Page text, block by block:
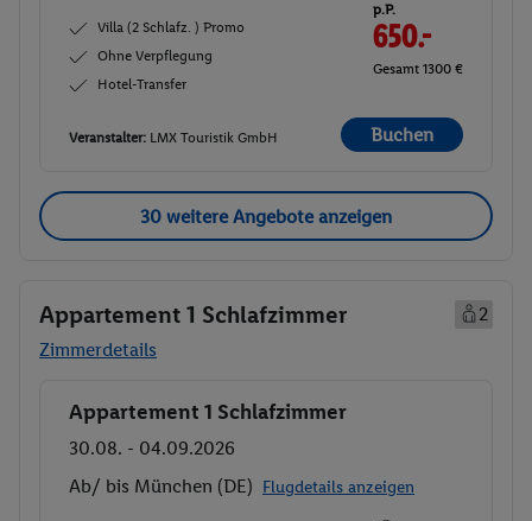
Villa (2 Schlafz. ) Promo
Ohne Verpflegung
Hotel-Transfer
p.P.
650.-
Gesamt 1300 €
Veranstalter: LMX Touristik GmbH Buchen
30 weitere Angebote anzeigen
Appartement 1 Schlafzimmer
2
Zimmerdetails
Buchen
Appartement 1 Schlafzimmer
30.08. - 04.09.2026
Ab/ bis München (DE) Flugdetails anzeigen